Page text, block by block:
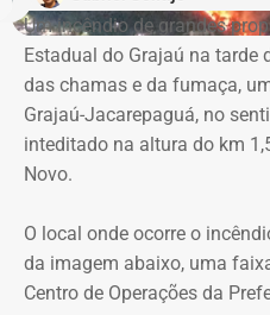
empresas concorrentes,
termo de referência.
Outro ponto que chamou a
ausência de critérios
contratação da equipe
projeto, o contrato estimava
superior a R$ 28 mil. Em
consultores especializados,
R$ 75 mil por profissional,
Um incêndio de grandes
Estadual do Grajaú na tarde
das chamas e da fumaça,
Grajaú-Jacarepaguá, no
inteditado na altura do km
Novo.
O local onde ocorre o
da imagem abaixo, uma
Centro de Operações da